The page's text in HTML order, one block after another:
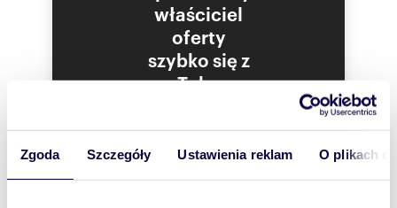
Zgoda Szczegóły Ustawienia reklam O plikach
* sypialnię główną z przejściem do dużej
* kotłownię połączoną z pralnią
poddasza o powierzchni ok 100 m2
Wnętrza zostały wykończone w wysokim
właściciel
oferty
szybko się z
Tobą